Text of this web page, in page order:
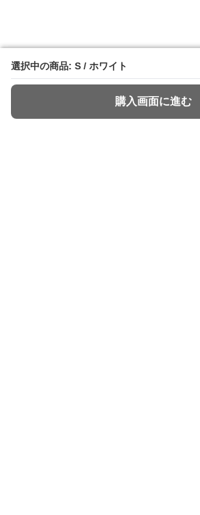
選択中の商品: S / ホワイト
購入画面に進む
選択中の商品: S / ホワイト
購入画面に進む